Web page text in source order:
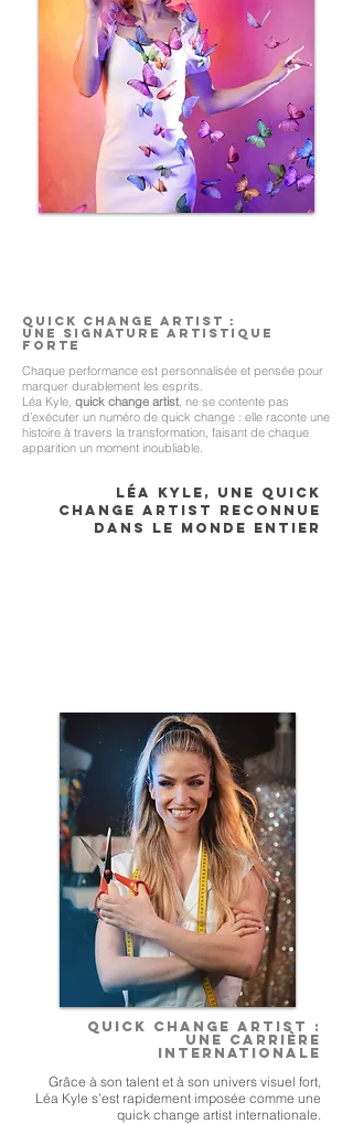
Quick change artist :
Une signature artistique
forte
Chaque performance est personnalisée et pensée pour
marquer durablement les esprits.
Léa Kyle, quick change artist, ne se contente pas
d’exécuter un numéro de quick change : elle raconte une
histoire à travers la transformation, faisant de chaque
apparition un moment inoubliable.
Léa Kyle, une quick
change artist reconnue
dans le monde entier
Quick change artist :
Une carrière
internationale
Grâce à son talent et à son univers visuel fort,
Léa Kyle s’est rapidement imposée comme une
quick change artist internationale.